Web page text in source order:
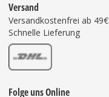
Versand
Versandkostenfrei ab 49€
Schnelle Lieferung
Folge uns Online